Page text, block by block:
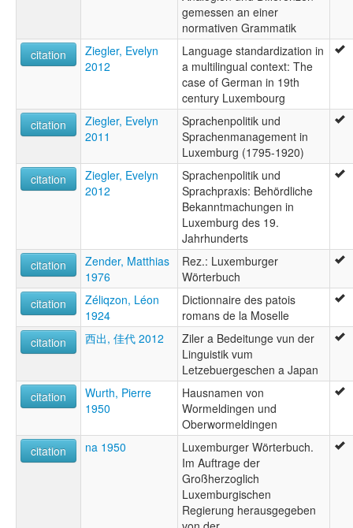
gemessen an einer
normativen Grammatik
citation
Ziegler, Evelyn
2012
Language standardization in
a multilingual context: The
case of German in 19th
century Luxembourg
citation
Ziegler, Evelyn
2011
Sprachenpolitik und
Sprachenmanagement in
Luxemburg (1795-1920)
citation
Ziegler, Evelyn
2012
Sprachenpolitik und
Sprachpraxis: Behördliche
Bekanntmachungen in
Luxemburg des 19.
Jahrhunderts
citation
Zender, Matthias
1976
Rez.: Luxemburger
Wörterbuch
citation
Zéliqzon, Léon
1924
Dictionnaire des patois
romans de la Moselle
citation
西出, 佳代 2012
Ziler a Bedeitunge vun der
Linguistik vum
Letzebuergeschen a Japan
citation
Wurth, Pierre
1950
Hausnamen von
Wormeldingen und
Oberwormeldingen
citation
na 1950
Luxemburger Wörterbuch.
Im Auftrage der
Großherzoglich
Luxemburgischen
Regierung herausgegeben